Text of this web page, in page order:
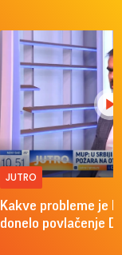
JUTRO
Kakve probleme je
donelo povlačenje